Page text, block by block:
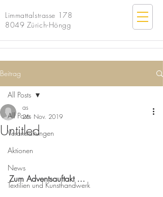
Limmattalstrasse 178
8049 Zürich-Höngg
Beitrag
All Posts
Veranstaltungen
Aktionen
News
Textilien und Kunsthandwerk
All Posts
Untitled
as
26. Nov. 2019
Zum Adventsauftakt …